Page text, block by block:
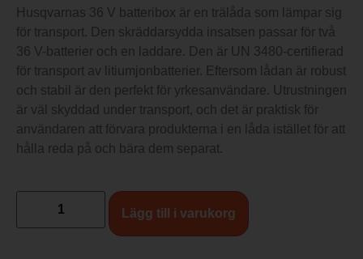
Husqvarnas 36 V batteribox är en trälåda som lämpar sig
för transport. Den skräddarsydda insatsen passar för två
36 V-batterier och en laddare. Den är UN 3480-certifierad
för transport av litiumjonbatterier. Eftersom lådan är robust
och stabil är den perfekt för yrkesanvändare. Utrustningen
är väl skyddad under transport, och det är praktisk för
användaren att förvara produkterna i en låda istället för att
hålla reda på och bära dem separat.
Lägg till i varukorg